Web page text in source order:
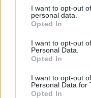
I want to opt-out
personal data.
Opted In
I want to opt-out
Personal Data.
Opted In
I want to opt-out
Personal Data for
Opted In
Pascal Obispo et
relation secrète
18 mai 2026